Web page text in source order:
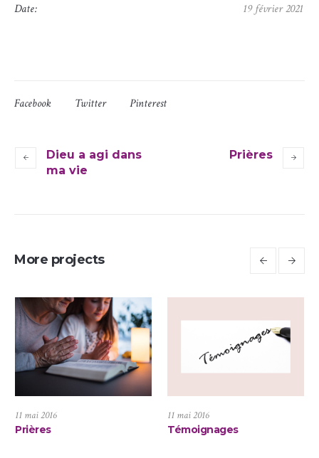
Date:
19 février 2021
Facebook Twitter Pinterest
Dieu a agi dans
ma vie
Prières
More projects
11 mai 2016
Prières
11 mai 2016
Témoignages